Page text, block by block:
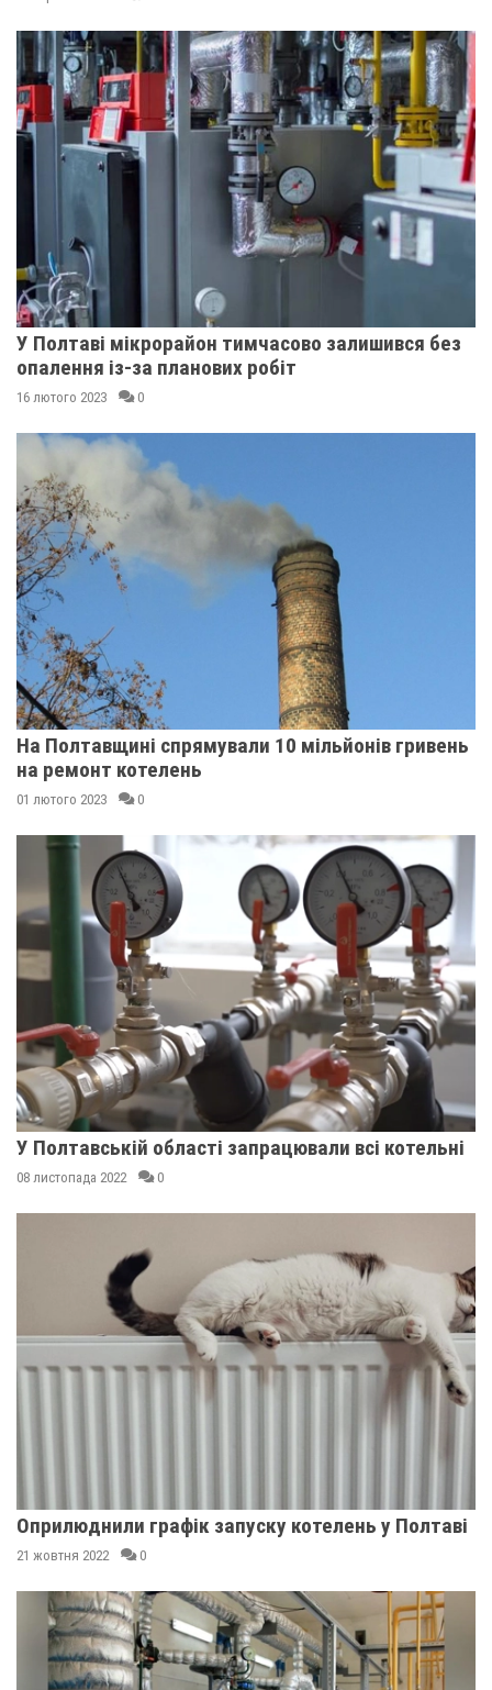
У Полтаві мікрорайон тимчасово залишився без
опалення із-за планових робіт
16 лютого 2023 0
На Полтавщині спрямували 10 мільйонів гривень
на ремонт котелень
01 лютого 2023 0
У Полтавській області запрацювали всі котельні
08 листопада 2022 0
Оприлюднили графік запуску котелень у Полтаві
21 жовтня 2022 0